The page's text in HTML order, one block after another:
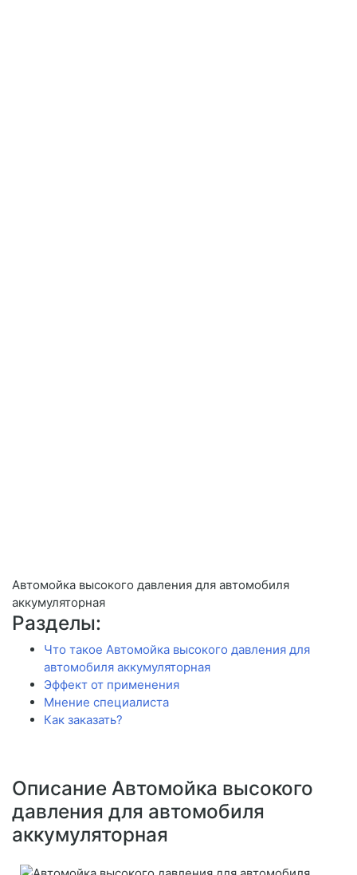
Автомойка высокого давления для автомобиля
аккумуляторная
Разделы:
Что такое Автомойка высокого давления для
автомобиля аккумуляторная
Эффект от применения
Мнение специалиста
Как заказать?
Описание Автомойка высокого
давления для автомобиля
аккумуляторная